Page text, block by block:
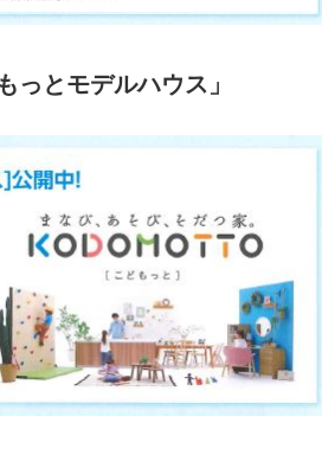
っとモデルハウス」